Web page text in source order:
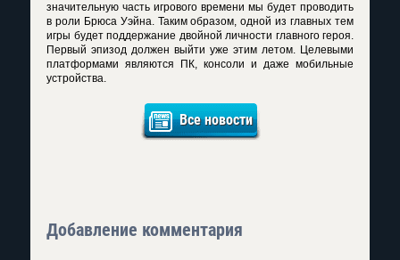
значительную часть игрового времени мы будет проводить
в роли Брюса Уэйна. Таким образом, одной из главных тем
игры будет поддержание двойной личности главного героя.
Первый эпизод должен выйти уже этим летом. Целевыми
платформами являются ПК, консоли и даже мобильные
устройства.
Все новости
Добавление комментария